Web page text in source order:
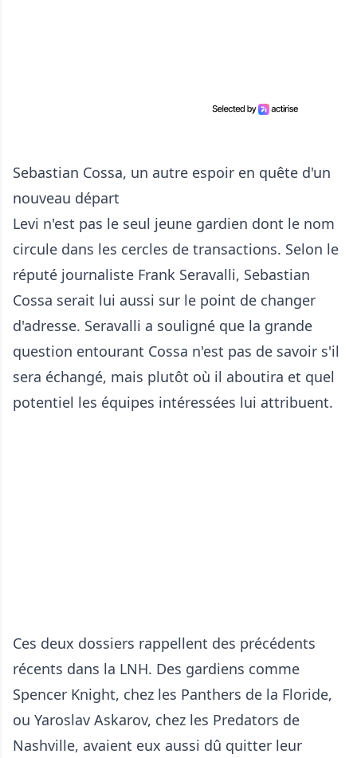
Sebastian Cossa, un autre espoir en quête d'un
nouveau départ
Levi n'est pas le seul jeune gardien dont le nom
circule dans les cercles de transactions. Selon le
réputé journaliste Frank Seravalli, Sebastian
Cossa serait lui aussi sur le point de changer
d'adresse. Seravalli a souligné que la grande
question entourant Cossa n'est pas de savoir s'il
sera échangé, mais plutôt où il aboutira et quel
potentiel les équipes intéressées lui attribuent.
Ces deux dossiers rappellent des précédents
récents dans la LNH. Des gardiens comme
Spencer Knight, chez les Panthers de la Floride,
ou Yaroslav Askarov, chez les Predators de
Nashville, avaient eux aussi dû quitter leur